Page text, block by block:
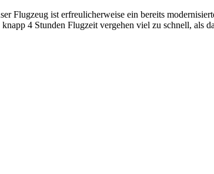
Flugzeug ist erfreulicherweise ein bereits
knapp 4 Stunden Flugzeit vergehen viel zu schnell, als